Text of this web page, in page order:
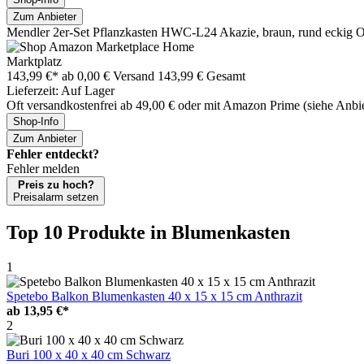
Zum Anbieter
Mendler 2er-Set Pflanzkasten HWC-L24 Akazie, braun, rund eckig
Marktplatz
143,99 €* ab 0,00 € Versand 143,99 € Gesamt
Lieferzeit: Auf Lager
Oft versandkostenfrei ab 49,00 € oder mit Amazon Prime (siehe
Shop-Info
Zum Anbieter
Fehler entdeckt?
Fehler melden
Preis zu hoch?
Preisalarm setzen
Top 10 Produkte in Blumenkasten
1
Spetebo Balkon Blumenkasten 40 x 15 x 15 cm Anthrazit
ab 13,95 €*
2
Buri 100 x 40 x 40 cm Schwarz